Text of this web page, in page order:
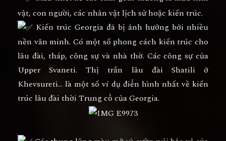
vật, con người, các nhân vật lịch sử hoặc kiến trúc.
Kiến trúc Georgia đã bị ảnh hưởng bởi nhiều
nền văn minh. Có một số phong cách kiến trúc cho
lâu đài, tháp, công sự và nhà thờ. Các công sự của
Upper Svaneti. Thị trấn lâu đài Shatili ở
Khevsureti… là một số ví dụ điển hình nhất về kiến
trúc lâu đài thời Trung cổ của Georgia.